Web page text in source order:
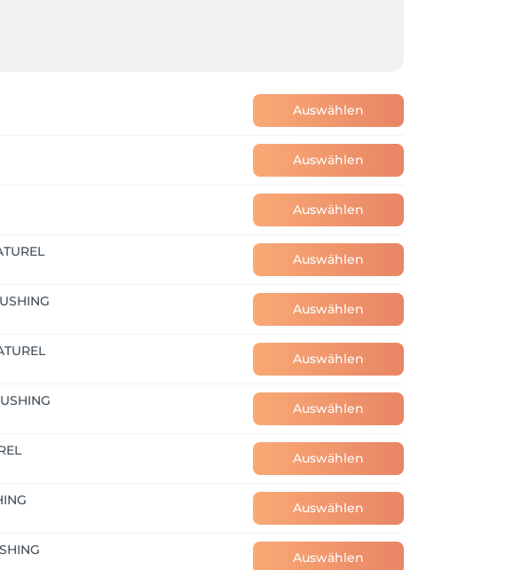
Auswählen
Auswählen
Auswählen
Auswählen
Auswählen
Auswählen
Auswählen
Auswählen
Auswählen
Auswählen